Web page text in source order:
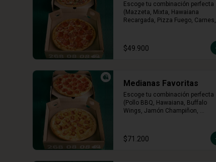
Escoge tu combinación perfecta
(Mazzeta, Mixta, Hawaiana
Recargada, Pizza Fuego, Carnes,
$49.900
Medianas Favoritas
Escoge tu combinación perfecta
(Pollo BBQ, Hawaiana, Buffalo
Wings, Jamón Champiñon,
$71.200